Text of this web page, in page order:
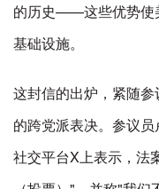
的历史——这些优势使
基础设施。
这封信的出炉，紧随参
的跨党派表决。参议
社交平台X上表示，法